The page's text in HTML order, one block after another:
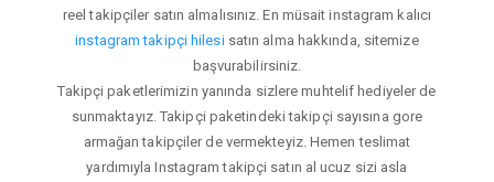
reel takipçiler satın almalısınız. En müsait instagram kalıcı
instagram takipçi hilesisatın alma hakkında, sitemize
başvurabilirsiniz.
Takipçi paketlerimizin yanında sizlere muhtelif hediyeler de
sunmaktayız. Takipçi paketindeki takipçi sayısına gore
armağan takipçiler de vermekteyiz. Hemen teslimat
yardımıyla Instagram takipçi satın al ucuz sizi asla